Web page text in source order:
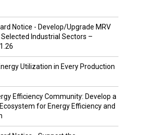
Notice - Develop/Upgrade MRV
Industrial Sectors –
Utilization in Every Production
Efficiency Community: Develop a
for Energy Efficiency and